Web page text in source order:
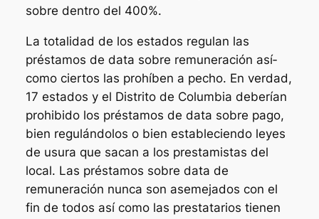
sobre dentro del 400%.
La totalidad de los estados regulan las
préstamos de data sobre remuneración así­
como ciertos las prohíben a pecho. En verdad,
17 estados y el Distrito de Columbia deberían
prohibido los préstamos de data sobre pago,
bien regulándolos o bien estableciendo leyes
de usura que sacan a los prestamistas del
local. Las préstamos sobre data de
remuneración nunca son asemejados con el
fin de todos así­ como las prestatarios tienen